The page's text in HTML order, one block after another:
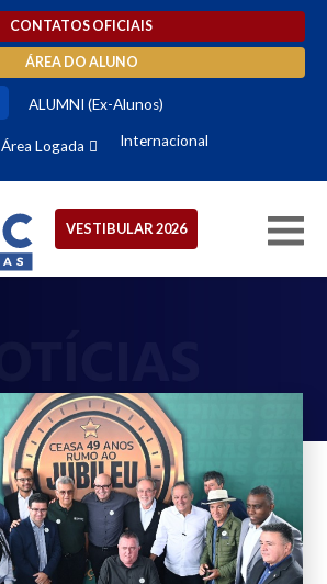
CONTATOS OFICIAIS
ÁREA DO ALUNO
ALUMNI (Ex-Alunos)
Área Logada Internacional
VESTIBULAR 2026